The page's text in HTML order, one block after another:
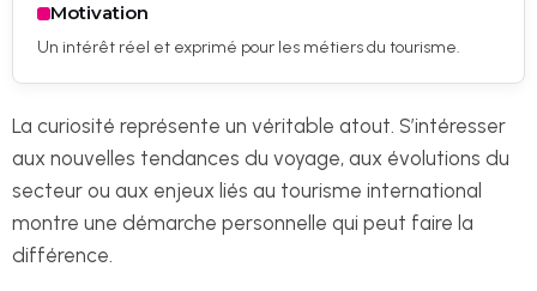
Motivation
Un intérêt réel et exprimé pour les métiers du tourisme.
La curiosité représente un véritable atout. S’intéresser
aux nouvelles tendances du voyage, aux évolutions du
secteur ou aux enjeux liés au tourisme international
montre une démarche personnelle qui peut faire la
différence.